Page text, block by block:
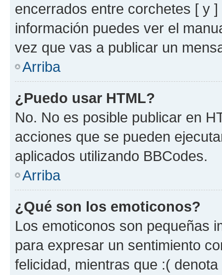
encerrados entre corchetes [ y
información puedes ver el
vez que vas a publicar un
Arriba
¿Puedo usar HTML?
No. No es posible publicar en
acciones que se pueden
aplicados utilizando BBCodes.
Arriba
¿Qué son los emoticonos?
Los emoticonos son pequeñas
para expresar un sentimiento
felicidad, mientras que :(